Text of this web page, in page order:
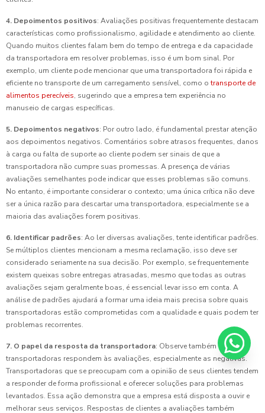
4. Depoimentos positivos: Avaliações positivas frequentemente destacam
características como profissionalismo, agilidade e atendimento ao cliente.
Quando muitos clientes falam bem do tempo de entrega e da capacidade
da transportadora em resolver problemas, isso é um bom sinal. Por
exemplo, um cliente pode mencionar que uma transportadora foi rápida e
eficiente no transporte de um carregamento sensível, como otransporte de
alimentos perecíveis, sugerindo que a empresa tem experiência no
manuseio de cargas específicas.
5. Depoimentos negativos: Por outro lado, é fundamental prestar atenção
aos depoimentos negativos. Comentários sobre atrasos frequentes, danos
à carga ou falta de suporte ao cliente podem ser sinais de que a
transportadora não cumpre suas promessas. A presença de várias
avaliações semelhantes pode indicar que esses problemas são comuns.
No entanto, é importante considerar o contexto; uma única crítica não deve
ser a única razão para descartar uma transportadora, especialmente se a
maioria das avaliações forem positivas.
6. Identificar padrões: Ao ler diversas avaliações, tente identificar padrões.
Se múltiplos clientes mencionam a mesma reclamação, isso deve ser
considerado seriamente na sua decisão. Por exemplo, se frequentemente
existem queixas sobre entregas atrasadas, mesmo que todas as outras
avaliações sejam geralmente boas, é essencial levar isso em conta. A
análise de padrões ajudará a formar uma ideia mais precisa sobre quais
transportadoras estão comprometidas com a qualidade e quais podem ter
problemas recorrentes.
7. O papel da resposta da transportadora: Observe também como as
transportadoras respondem às avaliações, especialmente as negativas.
Transportadoras que se preocupam com a opinião de seus clientes tendem
a responder de forma profissional e oferecer soluções para problemas
levantados. Essa ação demonstra que a empresa está disposta a ouvir e
melhorar seus serviços. Respostas de clientes a avaliações também